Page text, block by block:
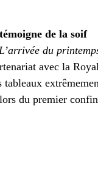
de la soif
du
avec la
du premier